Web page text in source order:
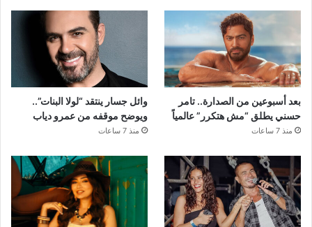
بعد أسبوعين من الصدارة.. تامر
حسني يطلق “مش هتكرر” عالمياً
منذ 7 ساعات
وائل جسار ينتقد “لولا البنات”..
ويوضح موقفه من عمرو دياب
منذ 7 ساعات